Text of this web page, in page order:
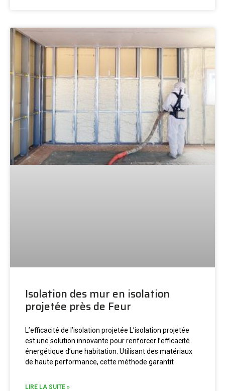
Isolation des mur en isolation
projetée près de Feur
L’efficacité de l’isolation projetée L’isolation projetée
est une solution innovante pour renforcer l’efficacité
énergétique d’une habitation. Utilisant des matériaux
de haute performance, cette méthode garantit
LIRE LA SUITE »